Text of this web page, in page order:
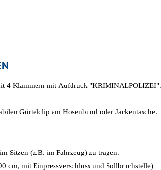
4 Klammern mit Aufdruck "KRIMINALPOLIZEI".
Gürtelclip am Hosenbund oder Jackentasche.
Sitzen (z.B. im Fahrzeug) zu tragen.
cm, mit Einpressverschluss und Sollbruchstelle)